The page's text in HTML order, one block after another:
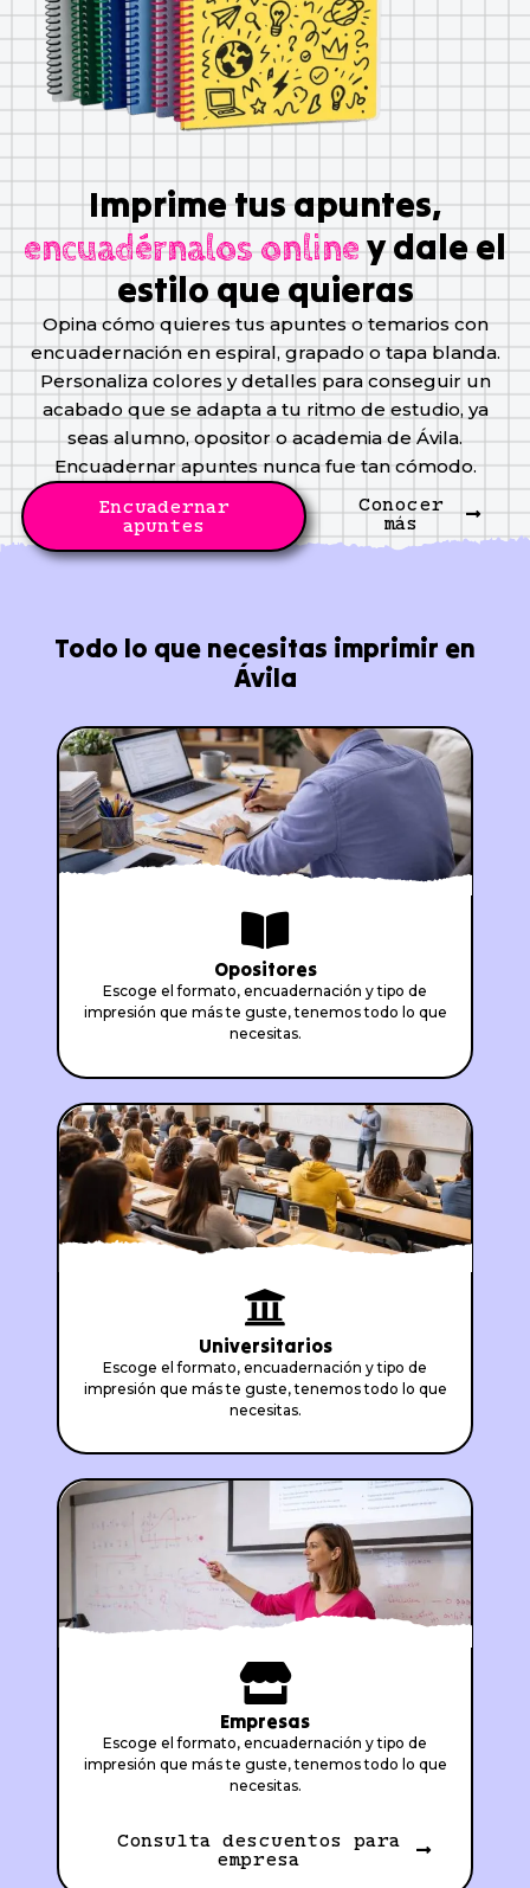
Imprime tus apuntes,
encuadérnalos online y dale el
estilo que quieras
Opina cómo quieres tus apuntes o temarios con
encuadernación en espiral, grapado o tapa blanda.
Personaliza colores y detalles para conseguir un
acabado que se adapta a tu ritmo de estudio, ya
seas alumno, opositor o academia de Ávila.
Encuadernar apuntes nunca fue tan cómodo.
Encuadernar
apuntes
Conocer
más
Todo lo que necesitas imprimir en
Ávila
Opositores
Escoge el formato, encuadernación y tipo de
impresión que más te guste, tenemos todo lo que
necesitas.
Universitarios
Escoge el formato, encuadernación y tipo de
impresión que más te guste, tenemos todo lo que
necesitas.
Empresas
Escoge el formato, encuadernación y tipo de
impresión que más te guste, tenemos todo lo que
necesitas.
Consulta descuentos para
empresa